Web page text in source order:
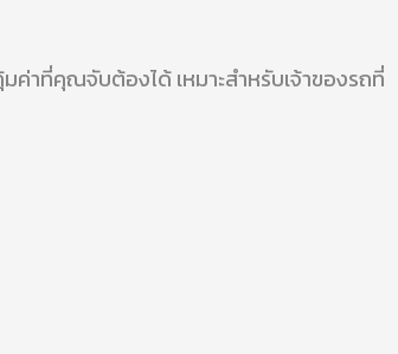
าที่คุณจับต้องได้ เหมาะสำหรับเจ้าของรถที่